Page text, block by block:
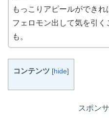
もっこりアピールができれ
フェロモン出して気を引く
も。
コンテンツ [hide]
スポン